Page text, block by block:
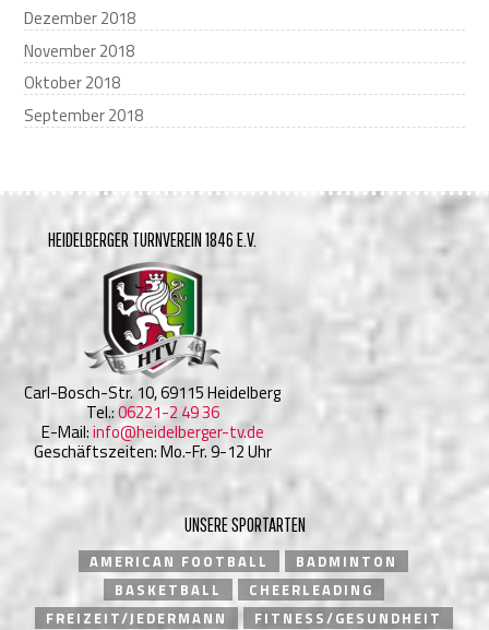
Dezember 2018
November 2018
Oktober 2018
September 2018
HEIDELBERGER TURNVEREIN 1846 E.V.
Carl-Bosch-Str. 10, 69115 Heidelberg
Tel.:06221-2 49 36
E-Mail:info@heidelberger-tv.de
Geschäftszeiten: Mo.-Fr. 9-12 Uhr
UNSERE SPORTARTEN
AMERICAN FOOTBALL
BADMINTON
BASKETBALL
CHEERLEADING
FREIZEIT/JEDERMANN
FITNESS/GESUNDHEIT